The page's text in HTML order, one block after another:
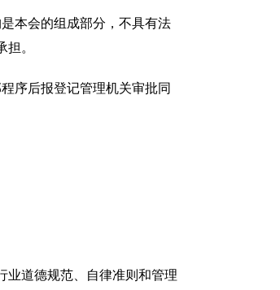
本会的组成部分，不具有法
。
序后报登记管理机关审批同
业道德规范、自律准则和管理